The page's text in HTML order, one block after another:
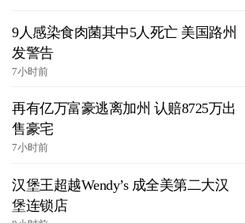
9人感染食肉菌其中5人死亡 美国路州
发警告
7小时前
再有亿万富豪逃离加州 认赔8725万出
售豪宅
7小时前
汉堡王超越Wendy’s 成全美第二大汉
堡连锁店